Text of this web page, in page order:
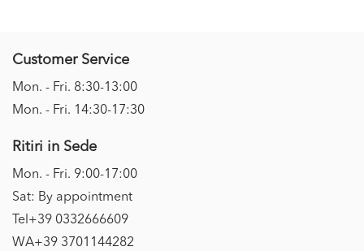
Customer Service
Mon. - Fri. 8:30-13:00
Mon. - Fri. 14:30-17:30
Ritiri in Sede
Mon. - Fri. 9:00-17:00
Sat: By appointment
Tel+39 0332666609
WA+39 3701144282